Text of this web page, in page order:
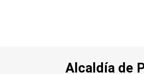
Alcaldía de